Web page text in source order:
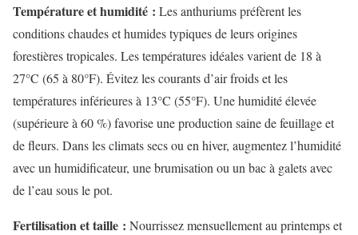
Température et humidité : Les anthuriums préfèrent les
conditions chaudes et humides typiques de leurs origines
forestières tropicales. Les températures idéales varient de 18 à
27°C (65 à 80°F). Évitez les courants d’air froids et les
températures inférieures à 13°C (55°F). Une humidité élevée
(supérieure à 60 %) favorise une production saine de feuillage et
de fleurs. Dans les climats secs ou en hiver, augmentez l’humidité
avec un humidificateur, une brumisation ou un bac à galets avec
de l’eau sous le pot.
Fertilisation et taille : Nourrissez mensuellement au printemps et